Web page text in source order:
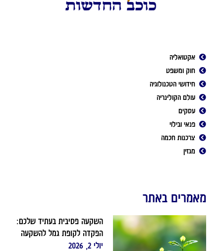
אקטואליה
חוק ומשפט
חידושי הטכנולוגיה
עולם הקולינריה
עסקים
פנאי ובילוי
צרכנות חכמה
מגזין
מאמרים באתר
השקעה פסיבית בעתיד שלכם:
הפקדה לקופת גמל להשקעה
יולי 2, 2026